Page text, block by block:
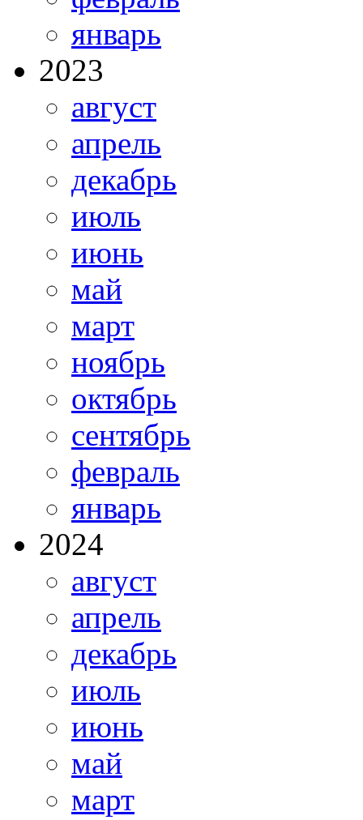
январь
2023
август
апрель
декабрь
июль
июнь
май
март
ноябрь
октябрь
сентябрь
февраль
январь
2024
август
апрель
декабрь
июль
июнь
май
март